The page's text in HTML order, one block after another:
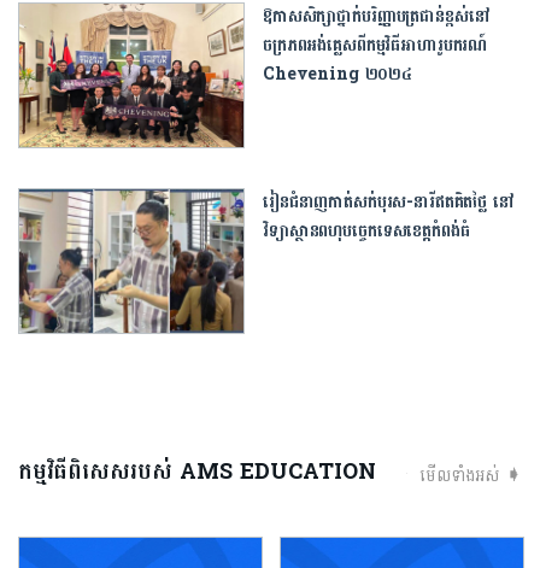
ឱកាសសិក្សាថ្នាក់បរិញ្ញាបត្រជាន់ខ្ពស់នៅ
ចក្រភពអង់គ្លេសពីកម្មវិធីអាហារូបករណ៍
Chevening ២០២៤
រៀនជំនាញកាត់សក់បុរស-នារីឥតគិតថ្លៃ នៅ
វិទ្យាស្ថានពហុបច្ចេកទេស​ខេត្តកំពង់ធំ
កម្មវិធីពិសេសរបស់ AMS EDUCATION មើលទាំងអស់ ➧